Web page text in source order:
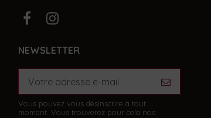
NEWSLETTER
Vous pouvez vous désinscrire à tout
moment. Vous trouverez pour cela nos